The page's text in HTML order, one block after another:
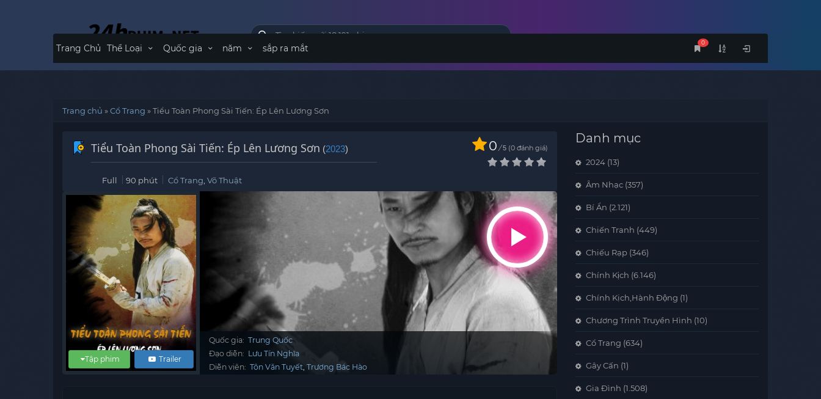
0
Trang Chủ Thể Loại Quốc gia năm sắp ra mắt
Trang chủ »Cổ Trang »Tiểu Toàn Phong Sài Tiến: Ép Lên Lương Sơn
Tiểu Toàn Phong Sài Tiến: Ép Lên Lương Sơn (2023) 0 / 5 0 đánh giá
Full 90 phút Cổ Trang Võ Thuật
Trailer
Tập phim
Quốc gia: Trung Quốc
Đạo diễn: Lưu Tín Nghĩa
Diễn viên: Tôn Văn Tuyết Trương Bác Hào
Danh mục
2024 (13)
Âm Nhạc (357)
Bí Ẩn (2.121)
Chiến Tranh (449)
Chiếu Rạp (346)
Chính Kịch (6.146)
Chính Kịch,Hành Động (1)
Chương Trình Truyền Hình (10)
Cổ Trang (634)
Gây Cấn (1)
Gia Đình (1.508)